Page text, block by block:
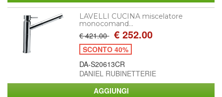
LAVELLI CUCINA miscelatore
monocomand...
€ 421.00 € 252.00
SCONTO 40%
DA-S20613CR
DANIEL RUBINETTERIE